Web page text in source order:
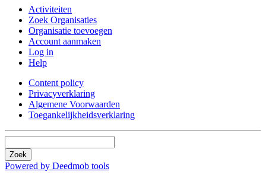
Activiteiten
Zoek Organisaties
Organisatie toevoegen
Account aanmaken
Log in
Help
Content policy
Privacyverklaring
Algemene Voorwaarden
Toegankelijkheidsverklaring
Zoek
Powered by Deedmob tools